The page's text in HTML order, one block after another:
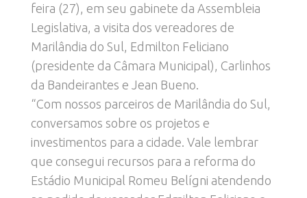
feira (27), em seu gabinete da Assembleia
Legislativa, a visita dos vereadores de
Marilândia do Sul, Edmilton Feliciano
(presidente da Câmara Municipal), Carlinhos
da Bandeirantes e Jean Bueno.
“Com nossos parceiros de Marilândia do Sul,
conversamos sobre os projetos e
investimentos para a cidade. Vale lembrar
que consegui recursos para a reforma do
Estádio Municipal Romeu Belígni atendendo